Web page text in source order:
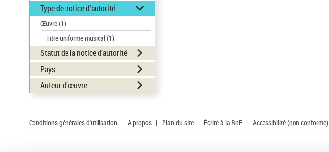
Type de notice d'autorité
Œuvre(1)
Titre uniforme musical(1)
Statut de la notice d’autorité
Pays
Auteur d’œuvre
Conditions générales d'utilisation | A propos | Plan du site | Écrire à la BnF | Accessibilité (non conforme)